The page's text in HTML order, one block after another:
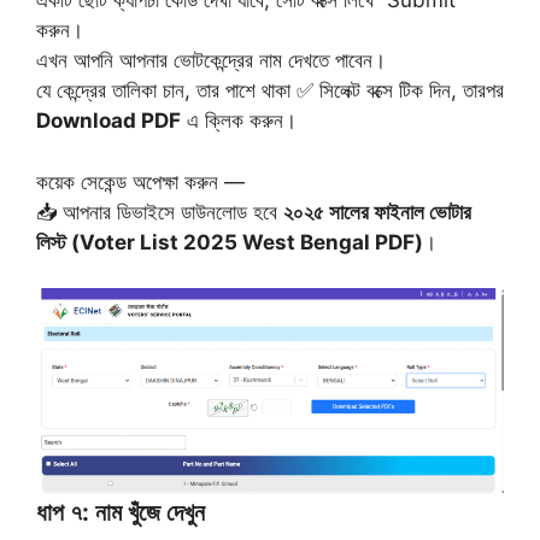
করুন।
এখন আপনি আপনার ভোটকেন্দ্রের নাম দেখতে পাবেন।
যে কেন্দ্রের তালিকা চান, তার পাশে থাকা ✅ সিলেক্ট বক্সে টিক দিন, তারপর
Download PDF এ ক্লিক করুন।
কয়েক সেকেন্ড অপেক্ষা করুন —
📥 আপনার ডিভাইসে ডাউনলোড হবে ২০২৫ সালের ফাইনাল ভোটার
লিস্ট (Voter List 2025 West Bengal PDF) ।
ধাপ ৭: নাম খুঁজে দেখুন